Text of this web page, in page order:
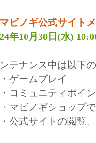
マビノギ公式サイト
年10月30日(水)
テナンス中は以下
ゲームプレイ
コミュニティポイ
マビノギショップ
公式サイトの閲覧